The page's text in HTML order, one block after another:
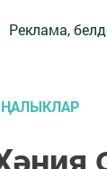
Реклама,